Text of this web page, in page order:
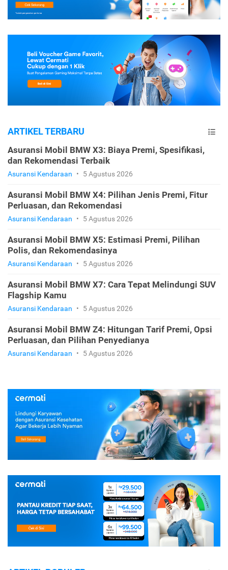
ARTIKEL TERBARU
Asuransi Mobil BMW X3: Biaya Premi, Spesifikasi,
dan Rekomendasi Terbaik
Asuransi Kendaraan • 5 Agustus 2026
Asuransi Mobil BMW X4: Pilihan Jenis Premi, Fitur
Perluasan, dan Rekomendasi
Asuransi Kendaraan • 5 Agustus 2026
Asuransi Mobil BMW X5: Estimasi Premi, Pilihan
Polis, dan Rekomendasinya
Asuransi Kendaraan • 5 Agustus 2026
Asuransi Mobil BMW X7: Cara Tepat Melindungi SUV
Flagship Kamu
Asuransi Kendaraan • 5 Agustus 2026
Asuransi Mobil BMW Z4: Hitungan Tarif Premi, Opsi
Perluasan, dan Pilihan Penyedianya
Asuransi Kendaraan • 5 Agustus 2026